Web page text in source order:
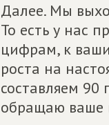
Далее. Мы
То есть у нас
цифрам, к
роста на
составляем 90
обращаю ваше